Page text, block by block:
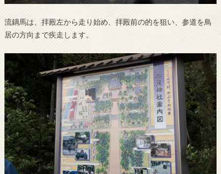
流鏑馬は、拝殿左から走り始め、拝殿前の的を狙い、参道を鳥
居の方向まで疾走します。